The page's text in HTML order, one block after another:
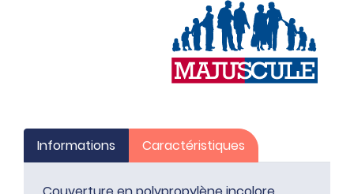
Informations Caractéristiques